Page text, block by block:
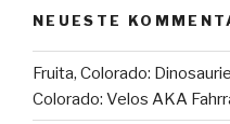
NEUESTE
Fruita, Colorado:
Colorado: Velos AKA